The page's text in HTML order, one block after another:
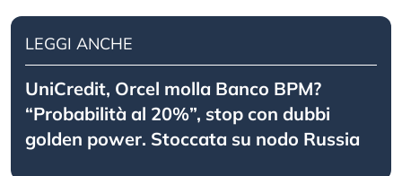
LEGGI ANCHE
UniCredit, Orcel molla Banco BPM?
“Probabilità al 20%”, stop con dubbi
golden power. Stoccata su nodo Russia